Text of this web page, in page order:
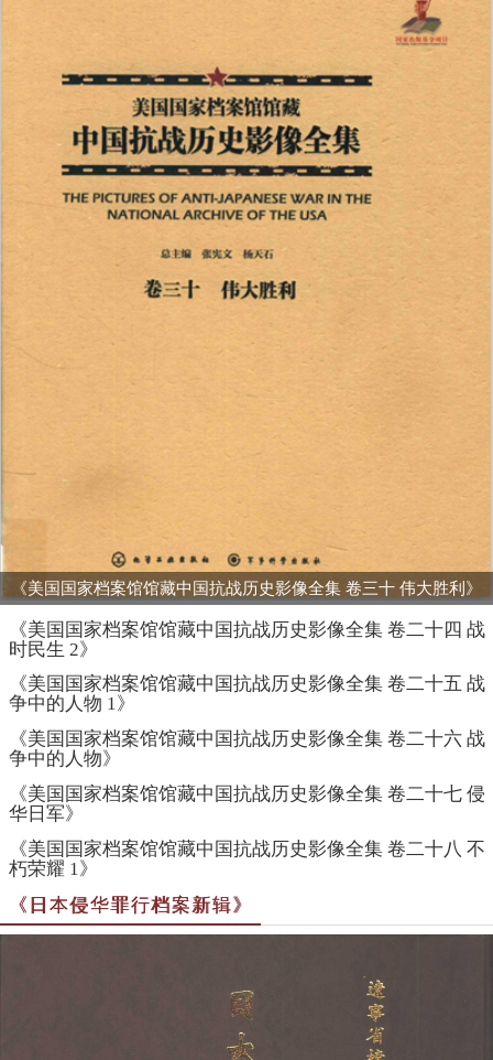
《美国国家档案馆馆藏中国抗战历史影像全集 卷三十 伟大胜利》
《美国国家档案馆馆藏中国抗战历史影像全集 卷二十四 战
时民生 2》
《美国国家档案馆馆藏中国抗战历史影像全集 卷二十五 战
争中的人物 1》
《美国国家档案馆馆藏中国抗战历史影像全集 卷二十六 战
争中的人物》
《美国国家档案馆馆藏中国抗战历史影像全集 卷二十七 侵
华日军》
《美国国家档案馆馆藏中国抗战历史影像全集 卷二十八 不
朽荣耀 1》
《日本侵华罪行档案新辑》